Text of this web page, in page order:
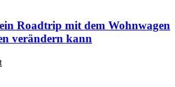
Roadtrip mit dem Wohnwagen
verändern kann